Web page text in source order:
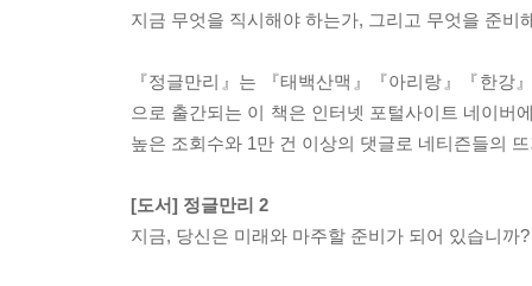
지금 무엇을 직시해야 하는가, 그리고 무엇을 준비
『정글만리』는 『태백산맥』『아리랑』『한강
으로 출간되는 이 책은 인터넷 포털사이트 네이버
높은 조회수와 1만 건 이상의 댓글로 네티즌들의
[도서] 정글만리 2
지금, 당신은 미래와 마주할 준비가 되어 있습니까?